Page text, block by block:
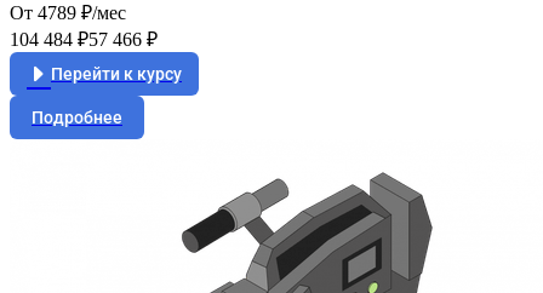
От 4789 ₽/мес
104 484 ₽57 466 ₽
Перейти к курсу
Подробнее